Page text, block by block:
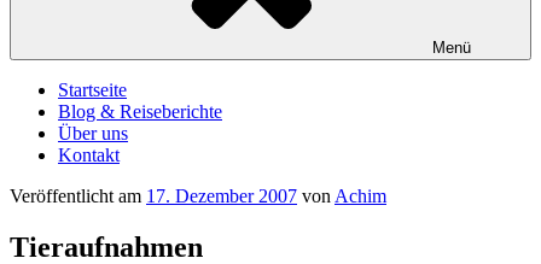
Menü
Startseite
Blog & Reiseberichte
Über uns
Kontakt
Veröffentlicht am 17. Dezember 2007 von Achim
Tieraufnahmen